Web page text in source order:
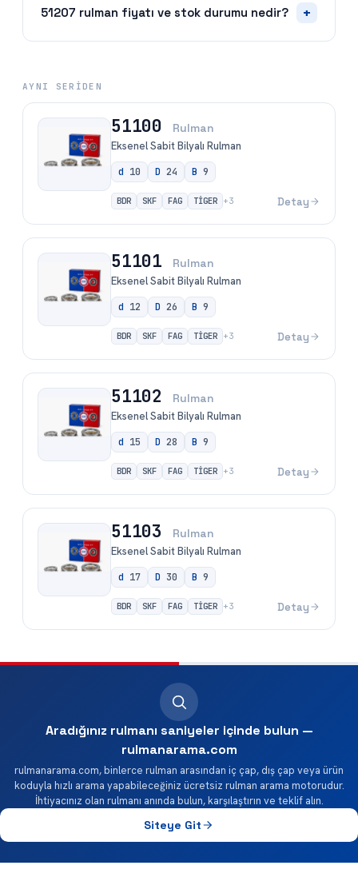
51207 rulman fiyatı ve stok durumu nedir? +
AYNI SERIDEN
51100 Rulman
Eksenel Sabit Bilyalı Rulman
d 10 D 24 B 9
BDR SKF FAG TİGER +3 Detay
51101 Rulman
Eksenel Sabit Bilyalı Rulman
d 12 D 26 B 9
BDR SKF FAG TİGER +3 Detay
51102 Rulman
Eksenel Sabit Bilyalı Rulman
d 15 D 28 B 9
BDR SKF FAG TİGER +3 Detay
51103 Rulman
Eksenel Sabit Bilyalı Rulman
d 17 D 30 B 9
BDR SKF FAG TİGER +3 Detay
Aradığınız rulmanı saniyeler içinde bulun —
rulmanarama.com
rulmanarama.com, binlerce rulman arasından iç çap, dış çap veya ürün
koduyla hızlı arama yapabileceğiniz ücretsiz rulman arama motorudur.
İhtiyacınız olan rulmanı anında bulun, karşılaştırın ve teklif alın.
Siteye Git